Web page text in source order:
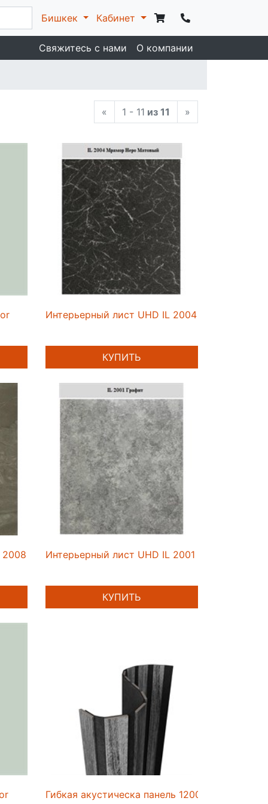
Бишкек Кабинет
Свяжитесь с нами О компании
« 1 - 11 из 11 »
Интерьерный лист UHD IL 2004 Мрамор
КУПИТЬ
Artiva
2008 Сиена Матовый 3000х1200х4,5мм
Интерьерный лист UHD IL 2001 Графит
КУПИТЬ
Гибкая акустическа панель